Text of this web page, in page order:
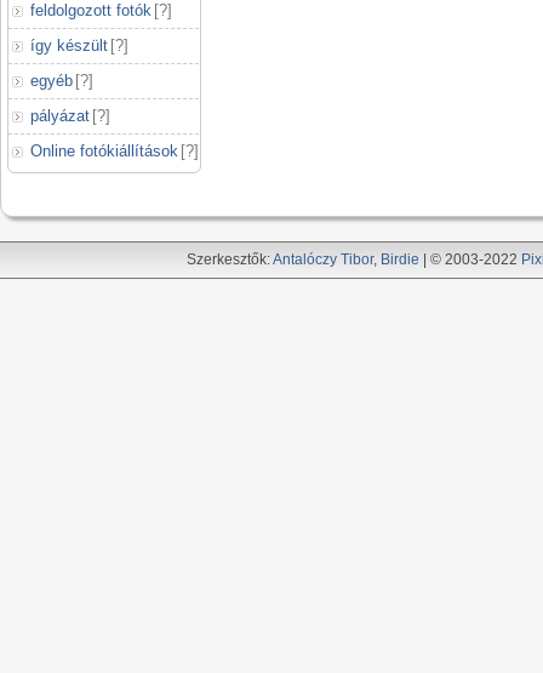
feldolgozott fotók [?]
így készült [?]
egyéb [?]
pályázat [?]
Online fotókiállítások [?]
Szerkesztők:Antalóczy Tibor, Birdie | © 2003-2022